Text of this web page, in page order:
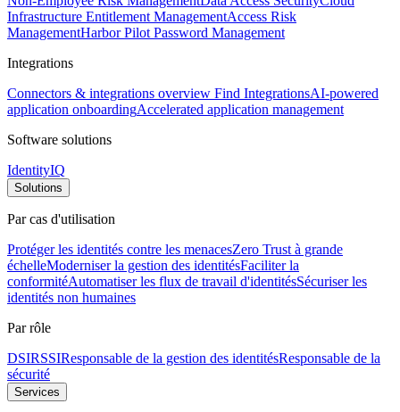
Infrastructure Entitlement ManagementAccess Risk
ManagementHarbor Pilot Password Management
Integrations
Connectors & integrations overview Find IntegrationsAI-powered
application onboardingAccelerated application management
Software solutions
IdentityIQ
Solutions
Par cas d'utilisation
Protéger les identités contre les menacesZero Trust à grande
échelleModerniser la gestion des identitésFaciliter la
conformitéAutomatiser les flux de travail d'identitésSécuriser les
identités non humaines
Par rôle
DSIRSSIResponsable de la gestion des identitésResponsable de la
sécurité
Services